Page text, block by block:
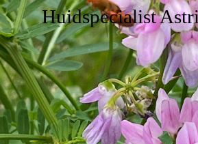
Huidspecialist